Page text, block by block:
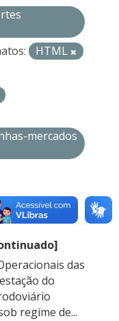
HTML
mercados
das
do
regime de...